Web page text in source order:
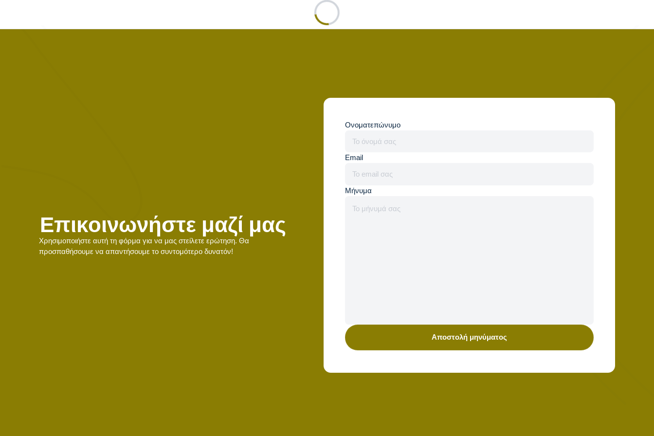
Επικοινωνήστε μαζί μας
Χρησιμοποιήστε αυτή τη φόρμα για να μας στείλετε ερώτηση. Θα
προσπαθήσουμε να απαντήσουμε το συντομότερο δυνατόν!
Ονοματεπώνυμο
Email
Μήνυμα
Αποστολή μηνύματος